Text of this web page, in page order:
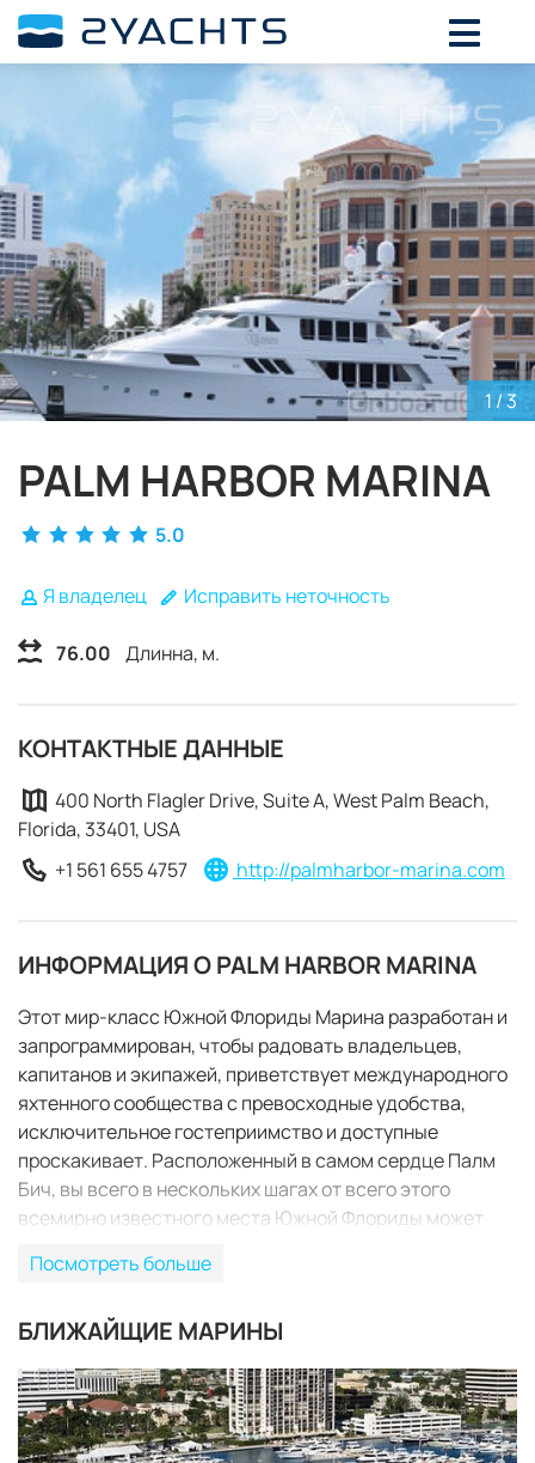
1 / 3
PALM HARBOR MARINA
5.0
Я владелец Исправить неточность
76.00 Длинна, м.
КОНТАКТНЫЕ ДАННЫЕ
400 North Flagler Drive, Suite A, West Palm Beach,
Florida, 33401, USA
+1 561 655 4757
http://palmharbor-marina.com
ИНФОРМАЦИЯ О PALM HARBOR MARINA
Этот мир-класс Южной Флориды Марина разработан и
запрограммирован, чтобы радовать владельцев,
капитанов и экипажей, приветствует международного
яхтенного сообщества с превосходные удобства,
исключительное гостеприимство и доступные
проскакивает. Расположенный в самом сердце Палм
Бич, вы всего в нескольких шагах от всего этого
всемирно известного места Южной Флориды может
магазины, развлекательные заведения и музеи.
Посмотреть больше
БЛИЖАЙЩИЕ МАРИНЫ
ВЫБЕРИТЕ ДАТЫ ДЛЯ ОПРЕДЕЛЕНИЯ
СТОИМОСТИ
Август,
ВТ ПТ СБ ВС
28 29 30 31 1
2
3
5 6 7 8
10
11 12 13 14 15
17
18 19 20 21 22
23
24
25 26 27 28 29
30
31
2 3 4 5
ЗАБРОНИРОВАТЬ